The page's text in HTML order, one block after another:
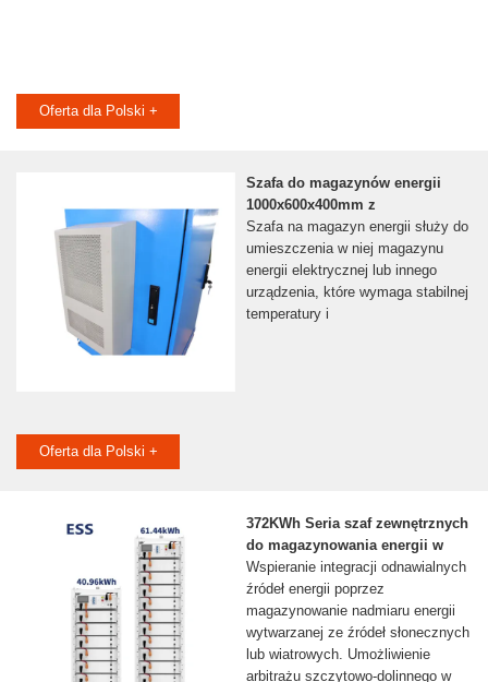
Oferta dla Polski +
Szafa do magazynów energii
1000x600x400mm z
Szafa na magazyn energii służy do
umieszczenia w niej magazynu
energii elektrycznej lub innego
urządzenia, które wymaga stabilnej
temperatury i
Oferta dla Polski +
372KWh Seria szaf zewnętrznych
do magazynowania energii w
Wspieranie integracji odnawialnych
źródeł energii poprzez
magazynowanie nadmiaru energii
wytwarzanej ze źródeł słonecznych
lub wiatrowych. Umożliwienie
arbitrażu szczytowo-dolinnego w